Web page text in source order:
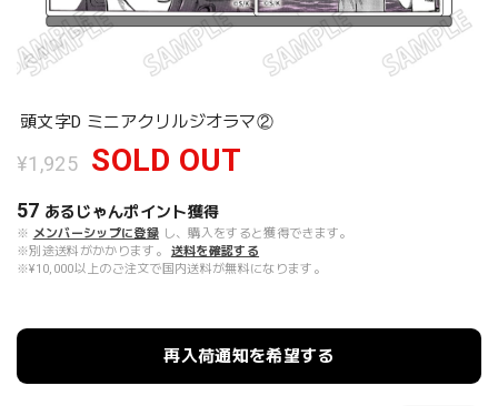
頭文字D ミニアクリルジオラマ②
¥1,925 SOLD OUT
57 あるじゃんポイント獲得
※ メンバーシップに登録 し、購入をすると獲得できます。
※別途送料がかかります。
送料を確認する
※¥10,000以上のご注文で国内送料が無料になります。
再入荷通知を希望する